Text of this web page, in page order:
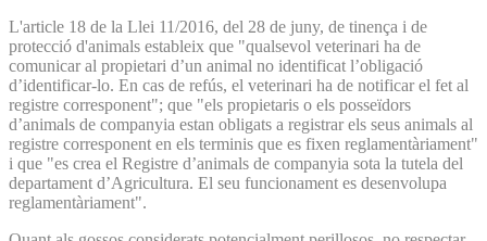
L'article 18 de la Llei 11/2016, del 28 de juny, de tinença i de
protecció d'animals estableix que "qualsevol veterinari ha de
comunicar al propietari d’un animal no identificat l’obligació
d’identificar-lo. En cas de refús, el veterinari ha de notificar el fet al
registre corresponent"; que "els propietaris o els posseïdors
d’animals de companyia estan obligats a registrar els seus animals al
registre corresponent en els terminis que es fixen reglamentàriament"
i que "es crea el Registre d’animals de companyia sota la tutela del
departament d’Agricultura. El seu funcionament es desenvolupa
reglamentàriament".